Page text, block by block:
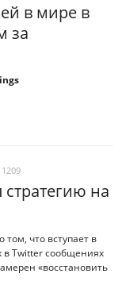
в мире в
за
1209
на
что вступает в
в Twitter сообщениях
«восстановить